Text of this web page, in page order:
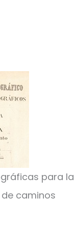
para la
caminos